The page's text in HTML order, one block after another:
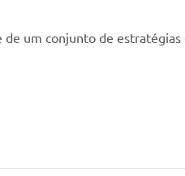
um conjunto de